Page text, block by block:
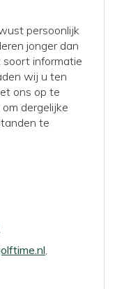
persoonlijk
jonger dan
informatie
wij u ten
ons op te
dergelijke
te